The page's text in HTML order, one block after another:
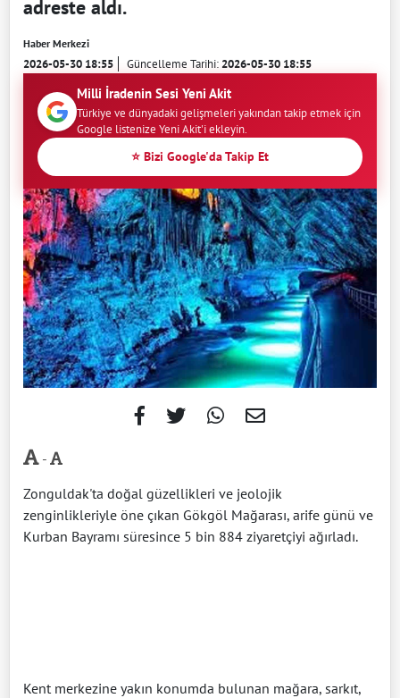
adreste aldı.
Haber Merkezi
2026-05-30 18:55 Güncelleme Tarihi:2026-05-30 18:55
Milli İradenin Sesi Yeni Akit
Türkiye ve dünyadaki gelişmeleri yakından takip etmek için
Google listenize Yeni Akit'i ekleyin.
⭐ Bizi Google'da Takip Et
-
Zonguldak'ta doğal güzellikleri ve jeolojik
zenginlikleriyle öne çıkan Gökgöl Mağarası, arife günü ve
Kurban Bayramı süresince 5 bin 884 ziyaretçiyi ağırladı.
Kent merkezine yakın konumda bulunan mağara, sarkıt,